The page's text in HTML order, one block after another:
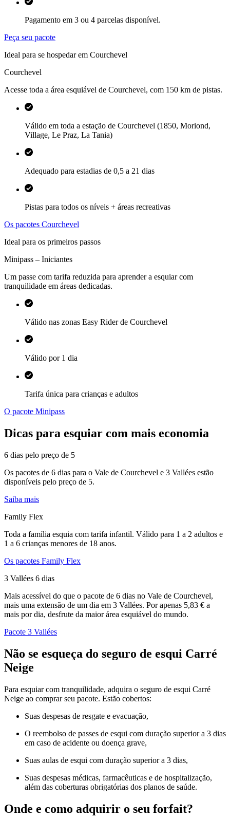
Pagamento em 3 ou 4 parcelas disponível.
Peça seu pacote
Ideal para se hospedar em Courchevel
Courchevel
Acesse toda a área esquiável de Courchevel, com 150 km de pistas.
Válido em toda a estação de Courchevel (1850, Moriond,
Village, Le Praz, La Tania)
Adequado para estadias de 0,5 a 21 dias
Pistas para todos os níveis + áreas recreativas
Os pacotes Courchevel
Ideal para os primeiros passos
Minipass – Iniciantes
Um passe com tarifa reduzida para aprender a esquiar com
tranquilidade em áreas dedicadas.
Válido nas zonas Easy Rider de Courchevel
Válido por 1 dia
Tarifa única para crianças e adultos
O pacote Minipass
Dicas para esquiar com mais economia
6 dias pelo preço de 5
Os pacotes de 6 dias para o Vale de Courchevel e 3 Vallées estão
disponíveis pelo preço de 5.
Saiba mais
Family Flex
Toda a família esquia com tarifa infantil. Válido para 1 a 2 adultos e
1 a 6 crianças menores de 18 anos.
Os pacotes Family Flex
3 Vallées 6 dias
Mais acessível do que o pacote de 6 dias no Vale de Courchevel,
mais uma extensão de um dia em 3 Vallées. Por apenas 5,83 € a
mais por dia, desfrute da maior área esquiável do mundo.
Pacote 3 Vallées
Não se esqueça do seguro de esqui Carré
Neige
Para esquiar com tranquilidade, adquira o seguro de esqui Carré
Neige ao comprar seu pacote. Estão cobertos:
Suas despesas de resgate e evacuação,
O reembolso de passes de esqui com duração superior a 3 dias
em caso de acidente ou doença grave,
Suas aulas de esqui com duração superior a 3 dias,
Suas despesas médicas, farmacêuticas e de hospitalização,
além das coberturas obrigatórias dos planos de saúde.
Onde e como adquirir o seu forfait?